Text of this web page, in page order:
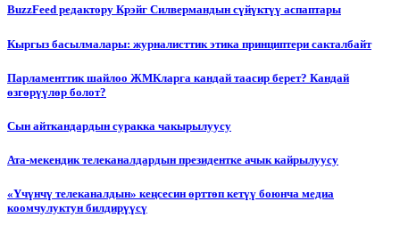
BuzzFeed редактору Крэйг Силвермандын сүйүктүү аспаптары
Кыргыз басылмалары: журналисттик этика принциптери сакталбайт
Парламенттик шайлоо ЖМКларга кандай таасир берет? Кандай
өзгөрүүлөр болот?
Сын айткандардын суракка чакырылуусу
Ата-мекендик телеканалдардын президентке ачык кайрылуусу
«Үчүнчү телеканалдын» кеңсесин өрттөп кетүү боюнча медиа
коомчулуктун билдирүүсү